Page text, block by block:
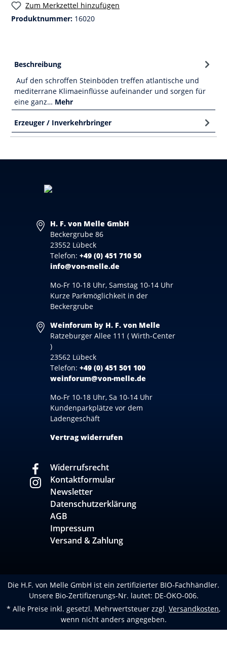
Zum Merkzettel hinzufügen
Produktnummer: 16020
Beschreibung
Auf den schroffen Steinböden treffen atlantische und
mediterrane Klimaeinflüsse aufeinander und sorgen für
eine ganz… Mehr
Erzeuger / Inverkehrbringer
H. F. von Melle GmbH
Beckergrube 86
23552 Lübeck
Telefon: +49 (0) 451 710 50
info@von-melle.de
Mo-Fr 10-18 Uhr, Samstag 10-14 Uhr
Kurze Parkmöglichkeit in der
Beckergrube
Weinforum by H. F. von Melle
Ratzeburger Allee 111 ( Wirth-Center
)
23562 Lübeck
Telefon: +49 (0) 451 501 100
weinforum@von-melle.de
Mo-Fr 10-18 Uhr, Sa 10-14 Uhr
Kundenparkplätze vor dem
Ladengeschäft
Vertrag widerrufen
Widerrufsrecht
Kontaktformular
Newsletter
Datenschutzerklärung
AGB
Impressum
Versand & Zahlung
Die H.F. von Melle GmbH ist ein zertifizierter BIO-Fachhändler.
Unsere Bio-Zertifizerungs-Nr. lautet: DE-ÖKO-006.
* Alle Preise inkl. gesetzl. Mehrwertsteuer zzgl. Versandkosten,
wenn nicht anders angegeben.